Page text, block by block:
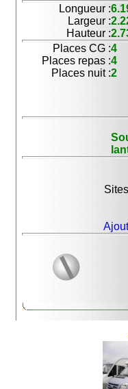
Longueur :
Largeur :
Hauteur :
Places CG :4
Places repas :4
Places nuit :2